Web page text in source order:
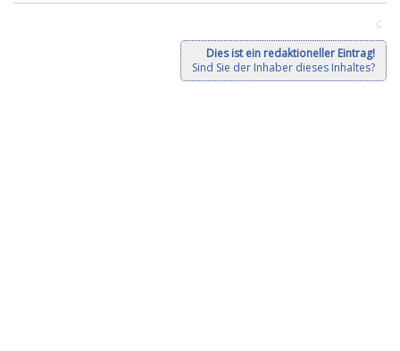
C
Dies ist ein redaktioneller Eintrag!
Sind Sie der Inhaber dieses Inhaltes?